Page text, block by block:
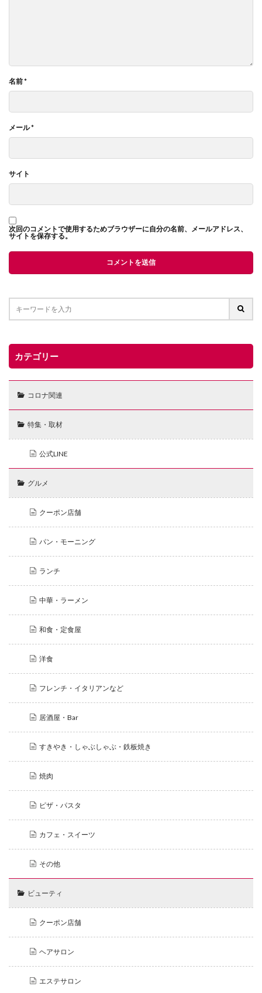
名前*
メール*
サイト
次回のコメントで使用するためブラウザーに自分の名前、メールアドレス、
サイトを保存する。
カテゴリー
コロナ関連
特集・取材
公式LINE
グルメ
クーポン店舗
パン・モーニング
ランチ
中華・ラーメン
和食・定食屋
洋食
フレンチ・イタリアンなど
居酒屋・Bar
すきやき・しゃぶしゃぶ・鉄板焼き
焼肉
ピザ・パスタ
カフェ・スイーツ
その他
ビューティ
クーポン店舗
ヘアサロン
エステサロン